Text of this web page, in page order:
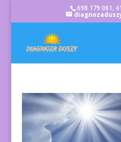
698 179 061,